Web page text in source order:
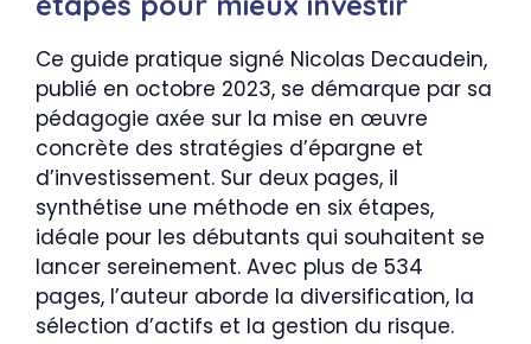
Ce guide pratique signé Nicolas Decaudein,
publié en octobre 2023, se démarque par sa
pédagogie axée sur la mise en œuvre
concrète des stratégies d’épargne et
d’investissement. Sur deux pages, il
synthétise une méthode en six étapes,
idéale pour les débutants qui souhaitent se
lancer sereinement. Avec plus de 534
pages, l’auteur aborde la diversification, la
sélection d’actifs et la gestion du risque.